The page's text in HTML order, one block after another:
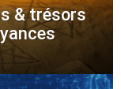
& trésors